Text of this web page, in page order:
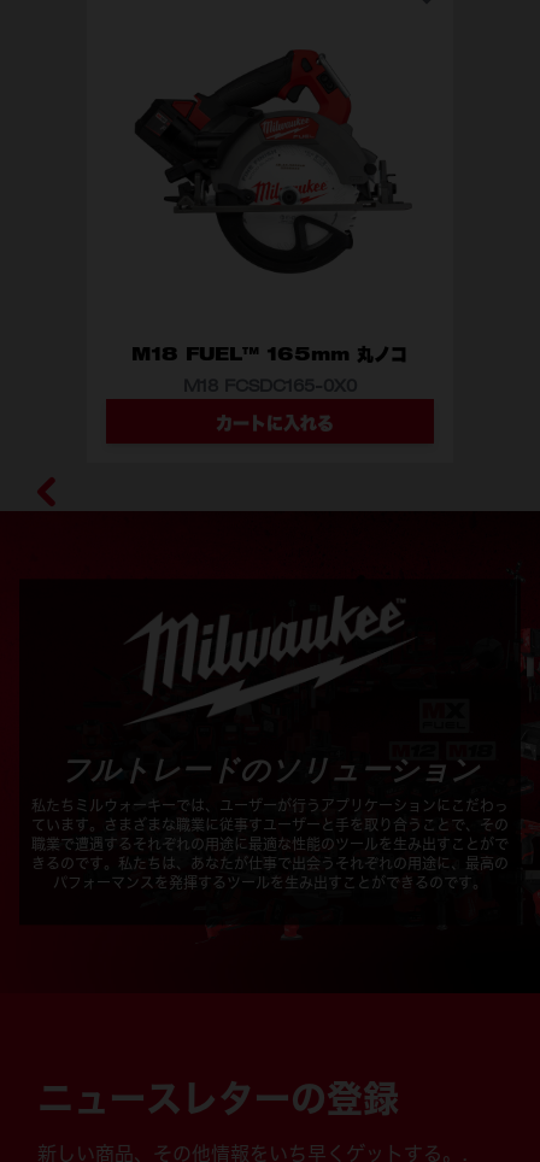
M18 FUEL™ 165mm 丸ノコ
M18 FCSDC165-0X0 JP
カートに入れる
フルトレードのソリューション
私たちミルウォーキーでは、ユーザーが行うアプリケーションにこだわっ
ています。さまざまな職業に従事すユーザーと手を取り合うことで、その
職業で遭遇するそれぞれの用途に最適な性能のツールを生み出すことがで
きるのです。私たちは、あなたが仕事で出会うそれぞれの用途に、最高の
パフォーマンスを発揮するツールを生み出すことができるのです。
ニュースレターの登録
新しい商品、その他情報をいち早くゲットする。.